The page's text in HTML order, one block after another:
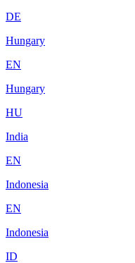
DE
Hungary
EN
Hungary
HU
India
EN
Indonesia
EN
Indonesia
ID